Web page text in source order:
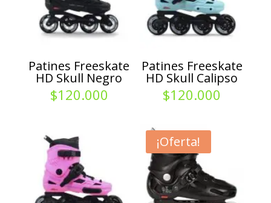
Patines Freeskate
HD Skull Negro
$120.000
Patines Freeskate
HD Skull Calipso
$120.000
¡Oferta!